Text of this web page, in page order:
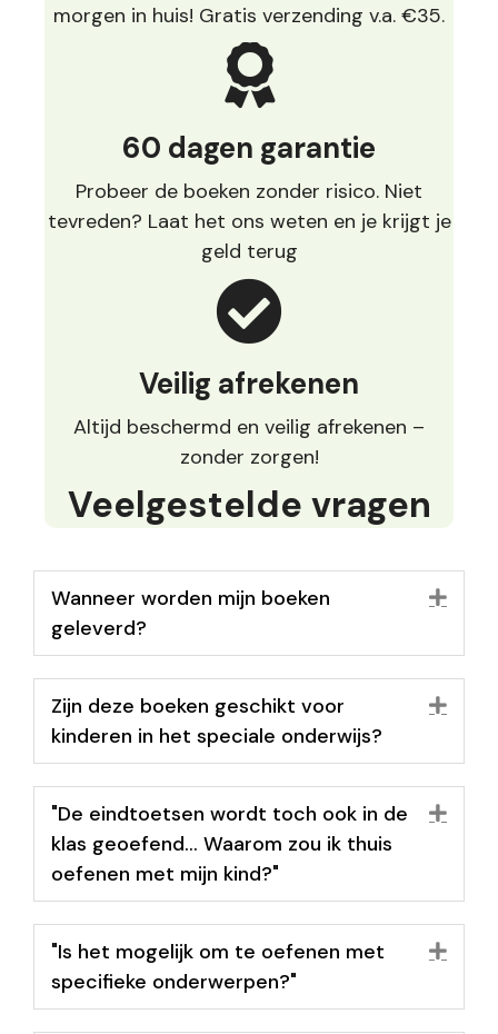
morgen in huis! Gratis verzending v.a. €35.
60 dagen garantie
Probeer de boeken zonder risico. Niet
tevreden? Laat het ons weten en je krijgt je
geld terug
Veilig afrekenen
Altijd beschermd en veilig afrekenen –
zonder zorgen!
Veelgestelde vragen
Wanneer worden mijn boeken
geleverd?
Zijn deze boeken geschikt voor
kinderen in het speciale onderwijs?
"De eindtoetsen wordt toch ook in de
klas geoefend... Waarom zou ik thuis
oefenen met mijn kind?"
"Is het mogelijk om te oefenen met
specifieke onderwerpen?"